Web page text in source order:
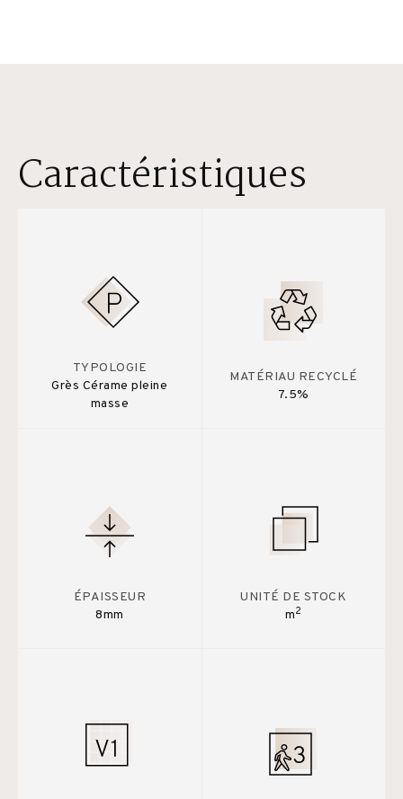
Caractéristiques
TYPOLOGIE
Grès Cérame pleine
masse
MATÉRIAU RECYCLÉ
7.5%
ÉPAISSEUR
8mm
UNITÉ DE STOCK
m2